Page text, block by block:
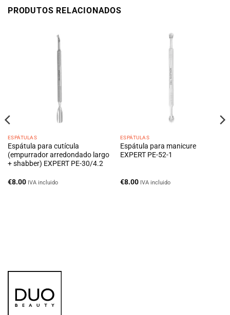
PRODUTOS RELACIONADOS
ESPÁTULAS
Espátula para cutícula
(empurrador arredondado largo
+ shabber) EXPERT PE-30/4.2
€8.00 IVA incluido
ESPÁTULAS
Espátula para manicure
EXPERT PE-52-1
€8.00 IVA incluido